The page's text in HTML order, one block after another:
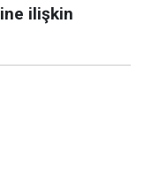
ilişkin